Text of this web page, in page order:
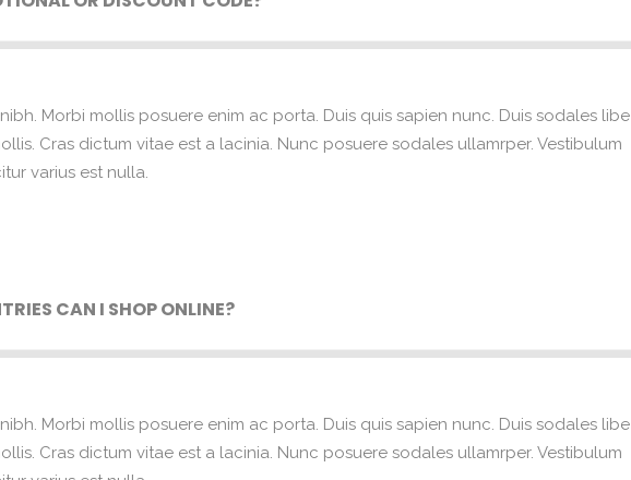
Morbi mollis posuere enim ac porta. Duis quis sapien nunc. Duis sodales libe
Cras dictum vitae est a lacinia. Nunc posuere sodales ullamrper. Vestibulum
varius est nulla.
CAN I SHOP ONLINE?
Morbi mollis posuere enim ac porta. Duis quis sapien nunc. Duis sodales libe
Cras dictum vitae est a lacinia. Nunc posuere sodales ullamrper. Vestibulum